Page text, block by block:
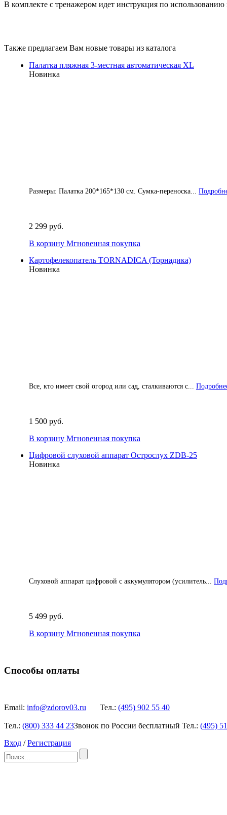
В комплекте с тренажером идет инструкция по
Также предлагаем Вам новые товары из каталога
Палатка пляжная 3-местная автоматическая XL
Новинка
Размеры: Палатка 200*165*130 см. Сумка-переноска...
2 299 руб.
В корзину Мгновенная покупка
Картофелекопатель TORNADICA (Торнадика)
Новинка
Все, кто имеет свой огород или сад, сталкиваются с...
1 500 руб.
В корзину Мгновенная покупка
Цифровой слуховой аппарат Острослух ZDB-25
Новинка
Слуховой аппарат цифровой с аккумулятором (усилитель...
5 499 руб.
В корзину Мгновенная покупка
Способы оплаты
Email: info@zdorov03.ru Тел.: (495) 902 55 40
Тел.: (800) 333 44 23Звонок по России бесплатный Тел.: (495)
Вход /Регистрация